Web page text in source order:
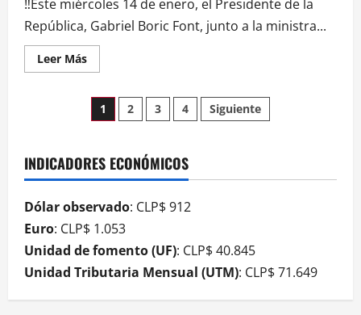
‼️Este miércoles 14 de enero, el Presidente de la
República, Gabriel Boric Font, junto a la ministra...
Leer Más
1 2 3 4 Siguiente
INDICADORES ECONÓMICOS
Dólar observado: CLP$ 912
Euro: CLP$ 1.053
Unidad de fomento (UF): CLP$ 40.845
Unidad Tributaria Mensual (UTM): CLP$ 71.649